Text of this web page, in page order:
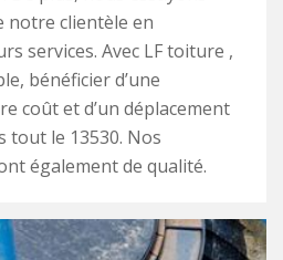
notre clientèle en
services. Avec LF toiture ,
bénéficier d’une
coût et d’un déplacement
tout le 13530. Nos
également de qualité.